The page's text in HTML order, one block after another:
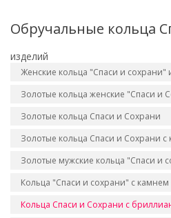
Обручальные кольца
изделий
Женские кольца "Спаси и сохрани"
Золотые кольца женские "Спаси и
Золотые кольца Спаси и Сохрани
Золотые кольца Спаси и Сохрани с
Золотые мужские кольца "Спаси и
Кольца "Спаси и сохрани" с камнем
Кольца Спаси и Сохрани с